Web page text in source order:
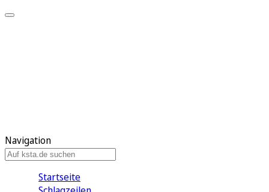
Navigation
Startseite